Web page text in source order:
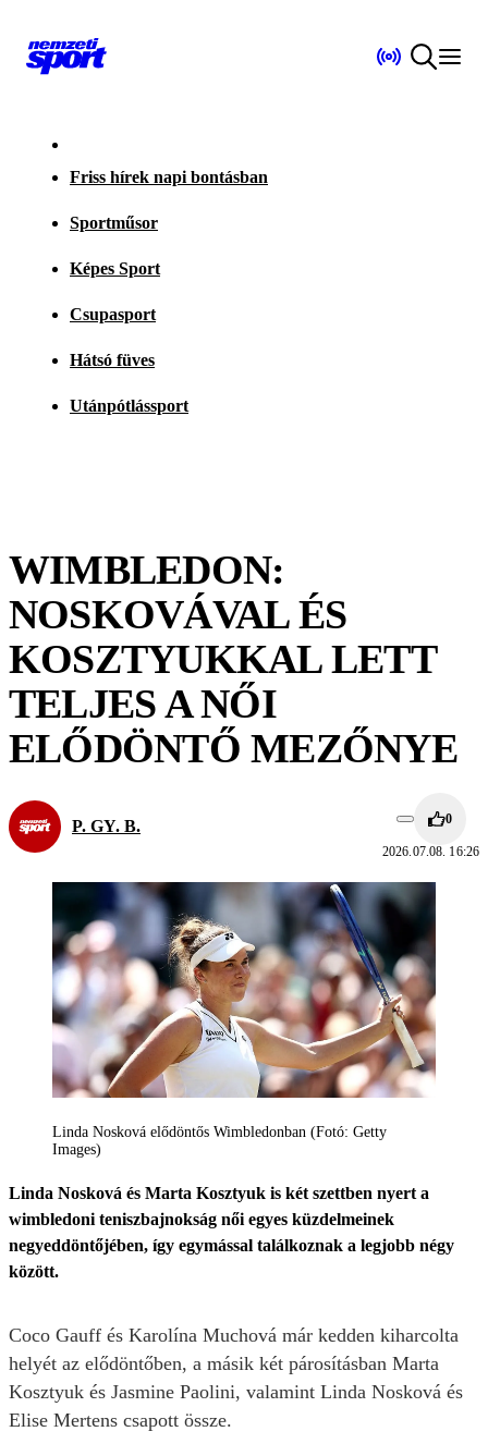
Friss hírek napi bontásban
Sportműsor
Képes Sport
Csupasport
Hátsó füves
Utánpótlássport
WIMBLEDON:
NOSKOVÁVAL ÉS
KOSZTYUKKAL LETT
TELJES A NŐI
ELŐDÖNTŐ MEZŐNYE
P. GY. B. 0
2026.07.08. 16:26
Linda Nosková elődöntős Wimbledonban (Fotó: Getty
Images)
Linda Nosková és Marta Kosztyuk is két szettben nyert a
wimbledoni teniszbajnokság női egyes küzdelmeinek
negyeddöntőjében, így egymással találkoznak a legjobb négy
között.
Coco Gauff és Karolína Muchová már kedden kiharcolta
helyét az elődöntőben, a másik két párosításban Marta
Kosztyuk és Jasmine Paolini, valamint Linda Nosková és
Elise Mertens csapott össze.